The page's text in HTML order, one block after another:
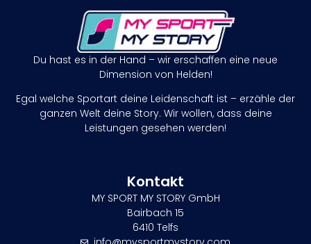
Du hast es in der Hand – wir erschaffen eine neue
Dimension von Helden!
Egal welche Sportart deine Leidenschaft ist – erzähle der
ganzen Welt deine Story. Wir wollen, dass deine
Leistungen gesehen werden!
Kontakt
MY SPORT MY STORY GmbH
Bairbach 15
6410 Telfs